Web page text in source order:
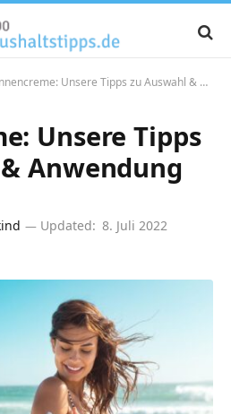
Unsere Tipps zu Auswahl & Anwendung
Unsere Tipps
Anwendung
Updated: 8. Juli 2022